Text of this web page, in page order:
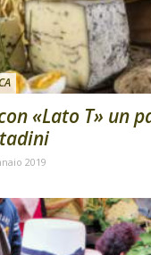
«Lato T» un
2019